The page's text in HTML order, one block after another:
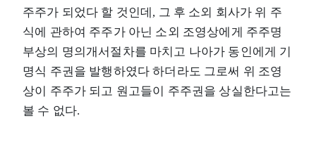
주주가 되었다 할 것인데, 그 후 소외 회사가 위 주
식에 관하여 주주가 아닌 소외 조영상에게 주주명
부상의 명의개서절차를 마치고 나아가 동인에게 기
명식 주권을 발행하였다 하더라도 그로써 위 조영
상이 주주가 되고 원고들이 주주권을 상실한다고는
볼 수 없다.